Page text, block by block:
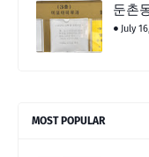
둔촌
July
MOST POPULAR